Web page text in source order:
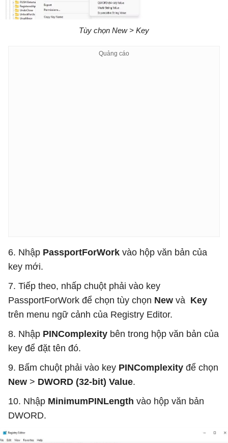
Tùy chọn New > Key
6. Nhập PassportForWork vào hộp văn bản của
key mới.
7. Tiếp theo, nhấp chuột phải vào key
PassportForWork để chọn tùy chọn New và Key
trên menu ngữ cảnh của Registry Editor.
8. Nhập PINComplexity bên trong hộp văn bản của
key để đặt tên đó.
9. Bấm chuột phải vào key PINComplexity để chọn
New > DWORD (32-bit) Value.
10. Nhập MinimumPINLength vào hộp văn bản
DWORD.